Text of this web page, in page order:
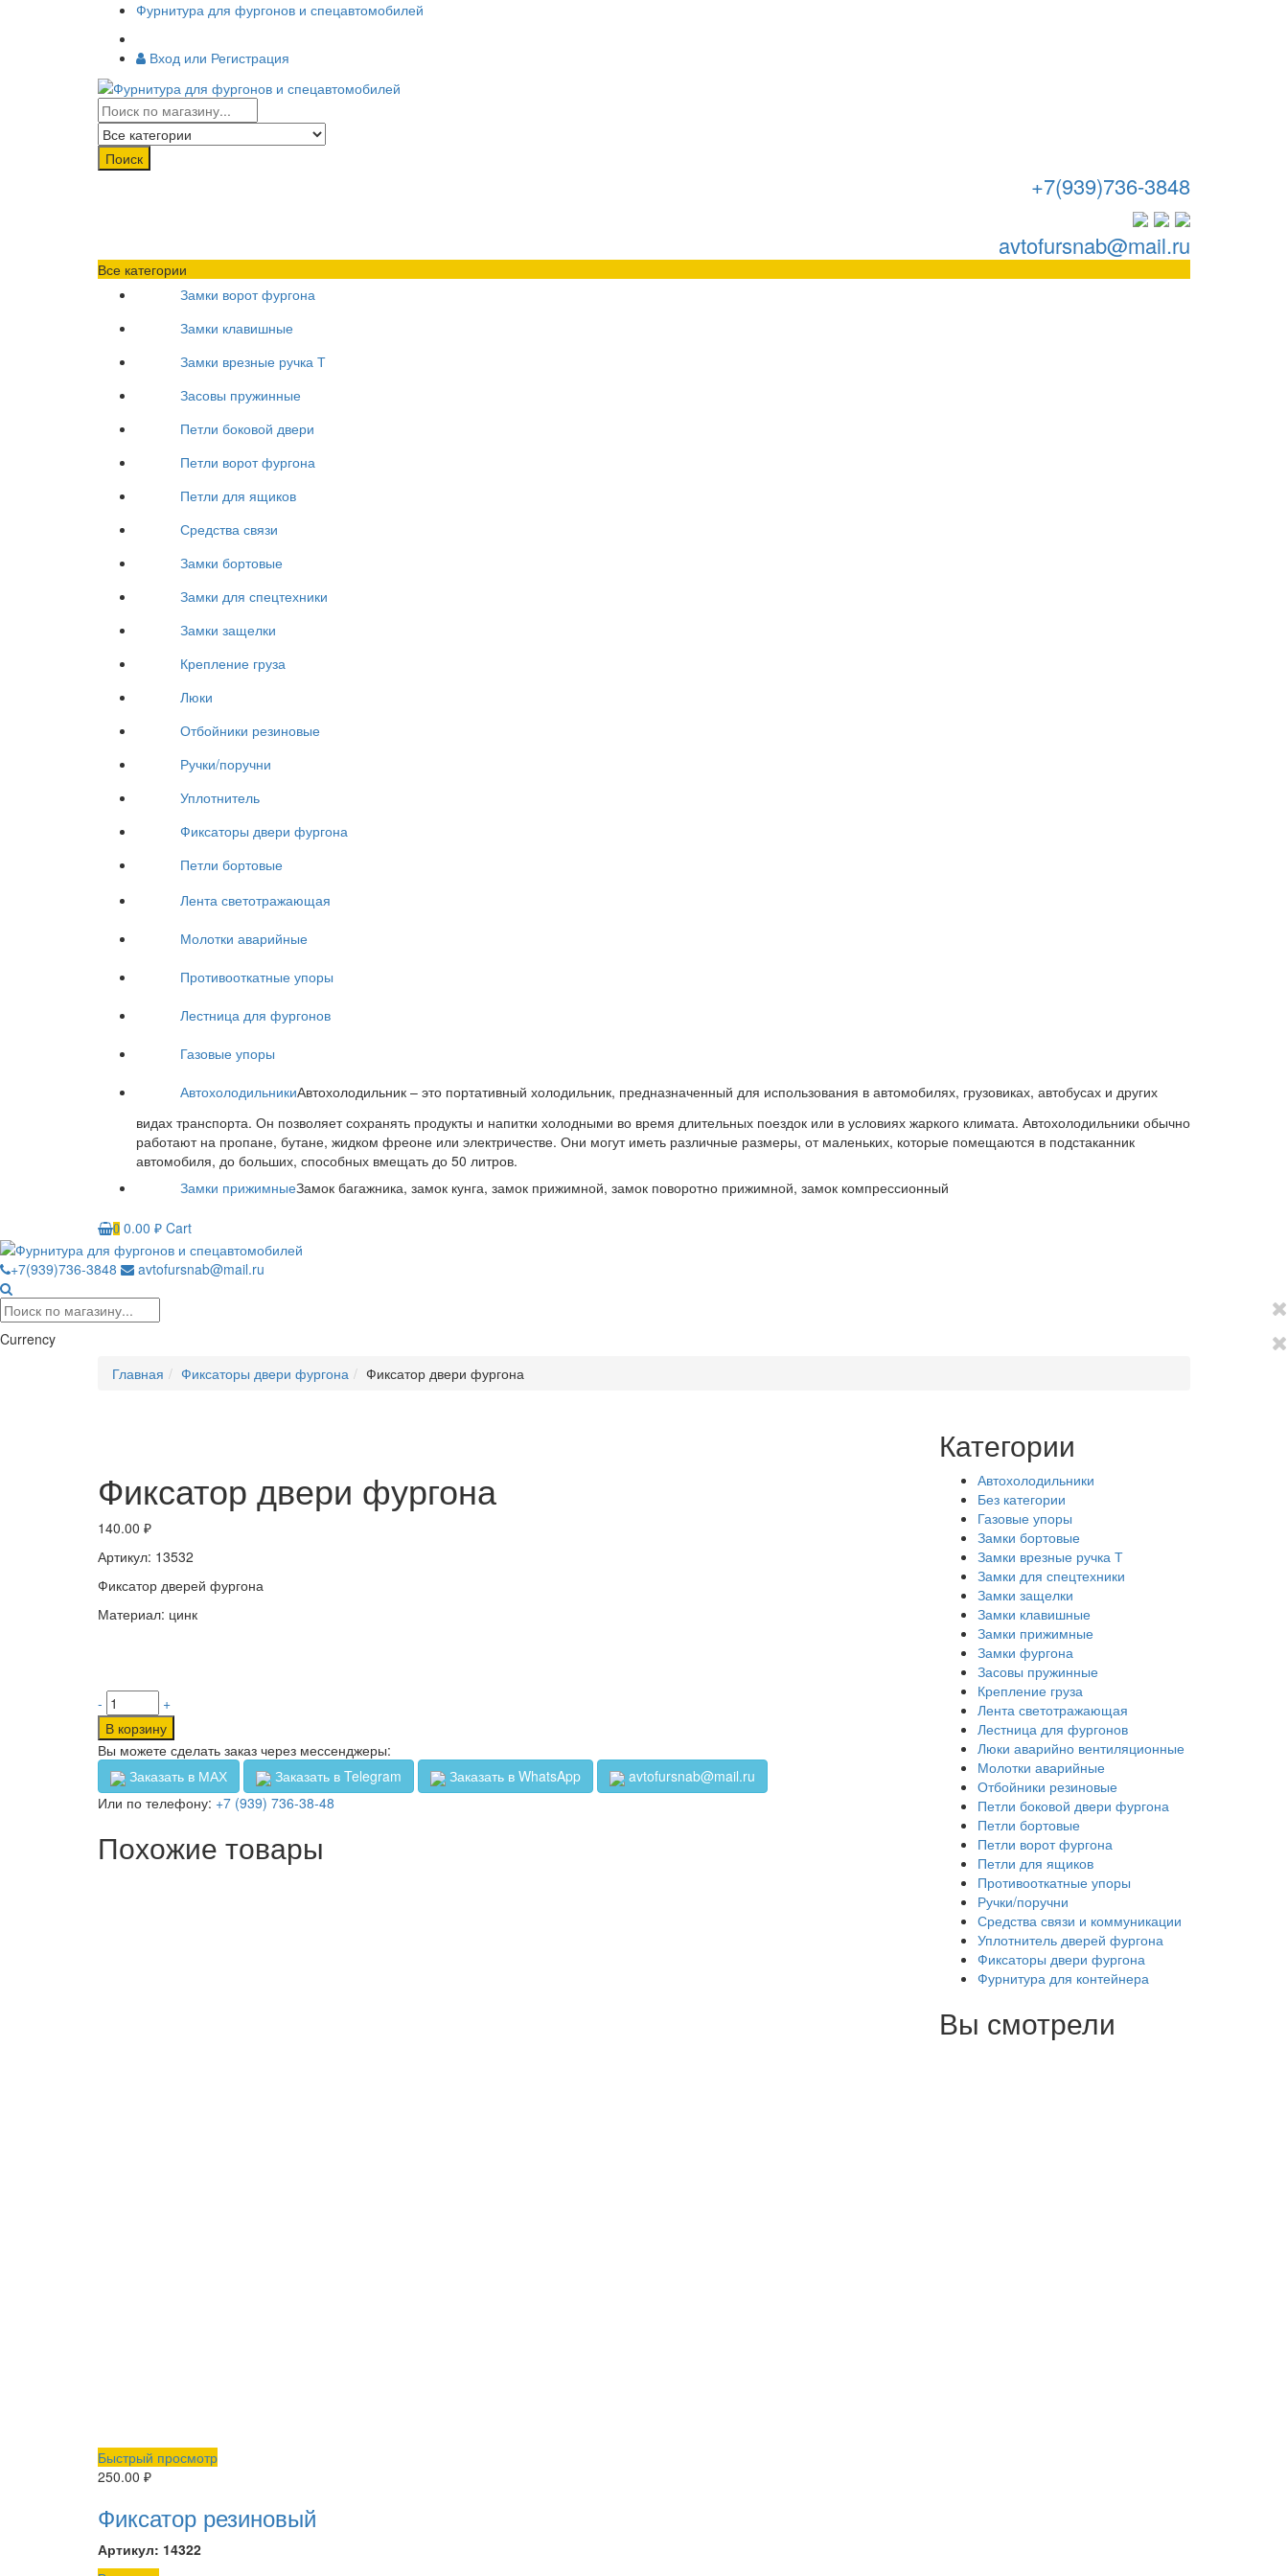
Фурнитура для фургонов и спецавтомобилей
Вход или Регистрация
Поиск
+7(939)736-3848
avtofursnab@mail.ru
Все категории
Замки ворот фургона
Замки клавишные
Замки врезные ручка Т
Засовы пружинные
Петли боковой двери
Петли ворот фургона
Петли для ящиков
Средства связи
Замки бортовые
Замки для спецтехники
Замки защелки
Крепление груза
Люки
Отбойники резиновые
Ручки/поручни
Уплотнитель
Фиксаторы двери фургона
Петли бортовые
Лента светотражающая
Молотки аварийные
Противооткатные упоры
Лестница для фургонов
Газовые упоры
АвтохолодильникиАвтохолодильник – это портативный холодильник, предназначенный для использования в автомобилях, грузовиках, автобусах и других
видах транспорта. Он позволяет сохранять продукты и напитки холодными во время длительных поездок или в условиях жаркого климата. Автохолодильники обычно
работают на пропане, бутане, жидком фреоне или электричестве. Они могут иметь различные размеры, от маленьких, которые помещаются в подстаканник
автомобиля, до больших, способных вмещать до 50 литров.
Замки прижимныеЗамок багажника, замок кунга, замок прижимной, замок поворотно прижимной, замок компрессионный
0 0.00 ₽ Cart
+7(939)736-3848 avtofursnab@mail.ru
Currency
Главная
Фиксаторы двери фургона Фиксатор двери фургона
Фиксатор двери фургона
140.00 ₽
Артикул: 13532
Фиксатор дверей фургона
Материал: цинк
-
+
В корзину
Вы можете сделать заказ через мессенджеры:
Заказать в МАХ
Заказать в Telegram Заказать в WhatsApp
avtofursnab@mail.ru
Или по телефону: +7 (939) 736-38-48
Похожие товары
Быстрый просмотр
250.00 ₽
Фиксатор резиновый
Артикул: 14322
Категории
Автохолодильники
Без категории
Газовые упоры
Замки бортовые
Замки врезные ручка Т
Замки для спецтехники
Замки защелки
Замки клавишные
Замки прижимные
Замки фургона
Засовы пружинные
Крепление груза
Лента светотражающая
Лестница для фургонов
Люки аварийно вентиляционные
Молотки аварийные
Отбойники резиновые
Петли боковой двери фургона
Петли бортовые
Петли ворот фургона
Петли для ящиков
Противооткатные упоры
Ручки/поручни
Средства связи и коммуникации
Уплотнитель дверей фургона
Фиксаторы двери фургона
Фурнитура для контейнера
Вы смотрели